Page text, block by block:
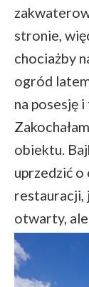
stronie,
chociażby
ogród
na posesję
obiektu.
uprzedzić o
restauracji,
otwarty,